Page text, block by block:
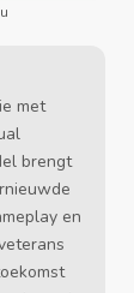
met
brengt
en